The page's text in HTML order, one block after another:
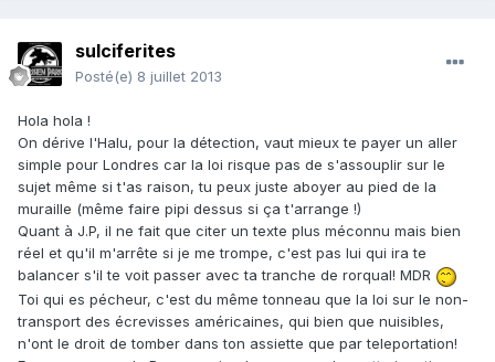
sulciferites
Posté(e) 8 juillet 2013
Hola hola !
On dérive l'Halu, pour la détection, vaut mieux te payer un aller
simple pour Londres car la loi risque pas de s'assouplir sur le
sujet même si t'as raison, tu peux juste aboyer au pied de la
muraille (même faire pipi dessus si ça t'arrange !)
Quant à J.P, il ne fait que citer un texte plus méconnu mais bien
réel et qu'il m'arrête si je me trompe, c'est pas lui qui ira te
balancer s'il te voit passer avec ta tranche de rorqual! MDR
Toi qui es pécheur, c'est du même tonneau que la loi sur le non-
transport des écrevisses américaines, qui bien que nuisibles,
n'ont le droit de tomber dans ton assiette que par teleportation!